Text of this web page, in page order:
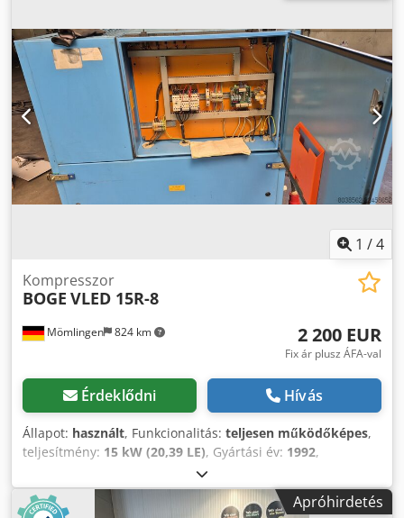
1 /4
Mömlingen 824 km
Kompresszor
BOGE VLED 15R-8
2 200 EUR
Fix ár plusz ÁFA-val
Érdeklődni Hívás
Állapot: használt, Funkcionalitás: teljesen működőképes,
teljesítmény: 15 kW (20,39 LE), Gyártási év: 1992,
, gép/jármű száma:
használt BOGE VLED 15R-8 kompresszort, amely 1992-ben
készült. Gyártó: BOGE Modell: VLED 15R-8 Gyártási év: 1992
Apróhirdetés